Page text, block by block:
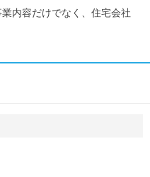
内容だけでなく、住宅会社